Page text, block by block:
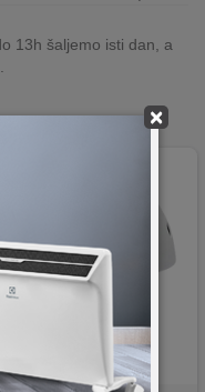
×
13h šaljemo isti dan, a